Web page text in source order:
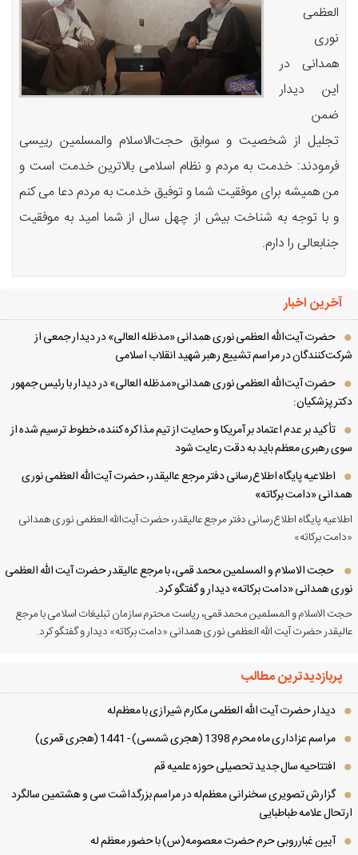
العظمی
نوری
همدانی در
این دیدار
ضمن
تجلیل از شخصیت و سوابق حجت‌الاسلام والمسلمین رییسی
فرمودند: خدمت به مردم و نظام اسلامی بالاترین خدمت است و
من همیشه برای موفقیت شما و توفیق خدمت به مردم دعا می کنم
و با توجه به شناخت بیش از چهل سال از شما امید به موفقیت
جنابعالی را دارم.
آخرین اخبار
حضرت آیت‌الله العظمی نوری همدانی «مدظله العالی» در دیدار جمعی از
در مراسم تشییع رهبر شهید انقلاب اسلامی
حضرت آیت‌الله العظمی نوری همدانی«مدظله العالی» در دیدار با رئیس جمهور
پزشکیان:
تأکید بر عدم اعتماد بر آمریکا و حمایت از تیم مذاکره کننده، خطوط ترسیم شده از
رهبری معظم باید به دقت رعایت شود
اطلاعیه پایگاه اطلاع‌رسانی دفتر مرجع عالیقدر، حضرت آیت‌الله العظمی نوری
«دامت برکاته»
پایگاه اطلاع‌رسانی دفتر مرجع عالیقدر، حضرت آیت‌الله العظمی نوری همدانی
برکاته»
حجت الاسلام و المسلمین محمد قمی، با مرجع عالیقدر حضرت آیت الله العظمی
همدانی «دامت برکاته» دیدار و گفتگو کرد.
الاسلام و المسلمین محمد قمی، ریاست محترم سازمان تبلیغات اسلامی با مرجع
حضرت آیت الله العظمی نوری همدانی «دامت برکاته» دیدار و گفتگو کرد.
پربازدیدترین مطالب
دیدار حضرت آیت الله العظمی مكارم شیرازی با معظم‌له
مراسم عزاداری ماه محرم 1398 (هجری شمسی) - 1441 (هجری قمری)
افتتاحیه سال جدید تحصیلی حوزه علمیه قم
گزارش تصویری سخنرانی معظم‌له در مراسم بزرگداشت سی و هشتمین سالگرد
علامه طباطبایی
آیین غبارروبی حرم حضرت معصومه(س) با حضور معظم له